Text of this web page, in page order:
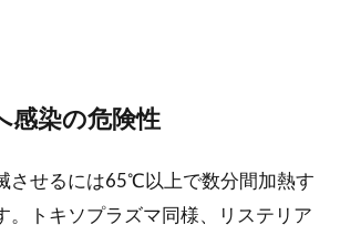
感染の危険性
させるには65℃以上で数分間加熱す
。トキソプラズマ同様、リステリア